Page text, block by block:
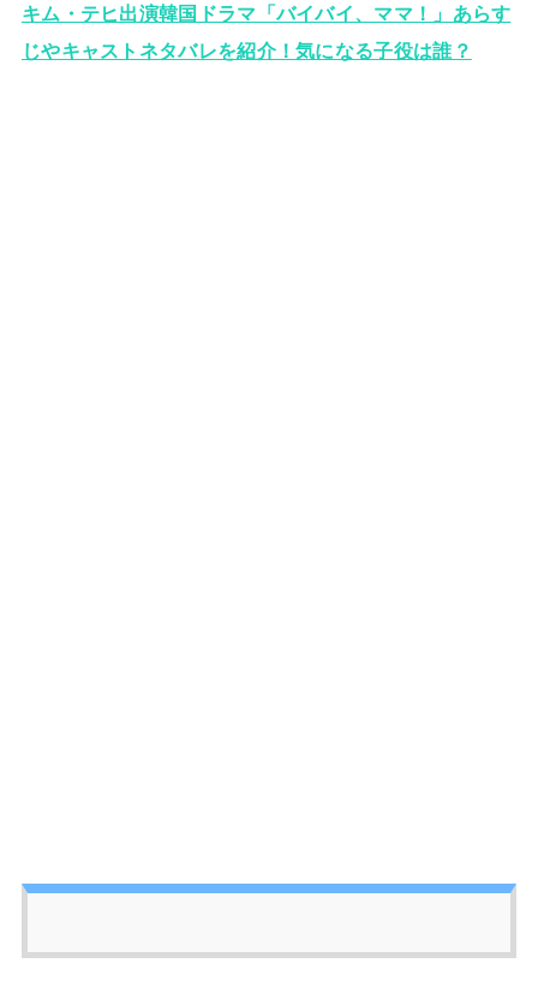
キム・テヒ出演韓国ドラマ「バイバイ、ママ！」あらす
じやキャストネタバレを紹介！気になる子役は誰？